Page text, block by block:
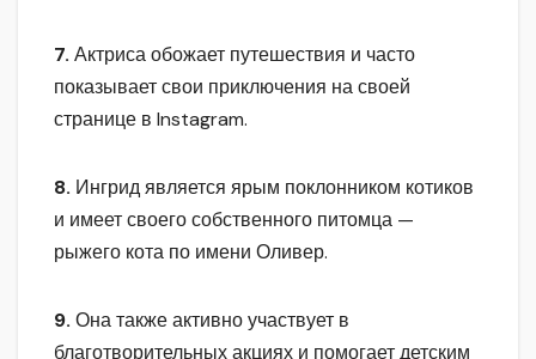
7. Актриса обожает путешествия и часто
показывает свои приключения на своей
странице в Instagram.
8. Ингрид является ярым поклонником котиков
и имеет своего собственного питомца —
рыжего кота по имени Оливер.
9. Она также активно участвует в
благотворительных акциях и помогает детским